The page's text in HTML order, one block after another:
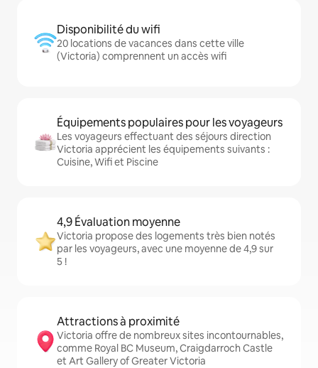
Disponibilité du wifi
20 locations de vacances dans cette ville
(Victoria) comprennent un accès wifi
Équipements populaires pour les voyageurs
Les voyageurs effectuant des séjours direction
Victoria apprécient les équipements suivants :
Cuisine, Wifi et Piscine
4,9 Évaluation moyenne
Victoria propose des logements très bien notés
par les voyageurs, avec une moyenne de 4,9 sur
5 !
Attractions à proximité
Victoria offre de nombreux sites incontournables,
comme Royal BC Museum, Craigdarroch Castle
et Art Gallery of Greater Victoria